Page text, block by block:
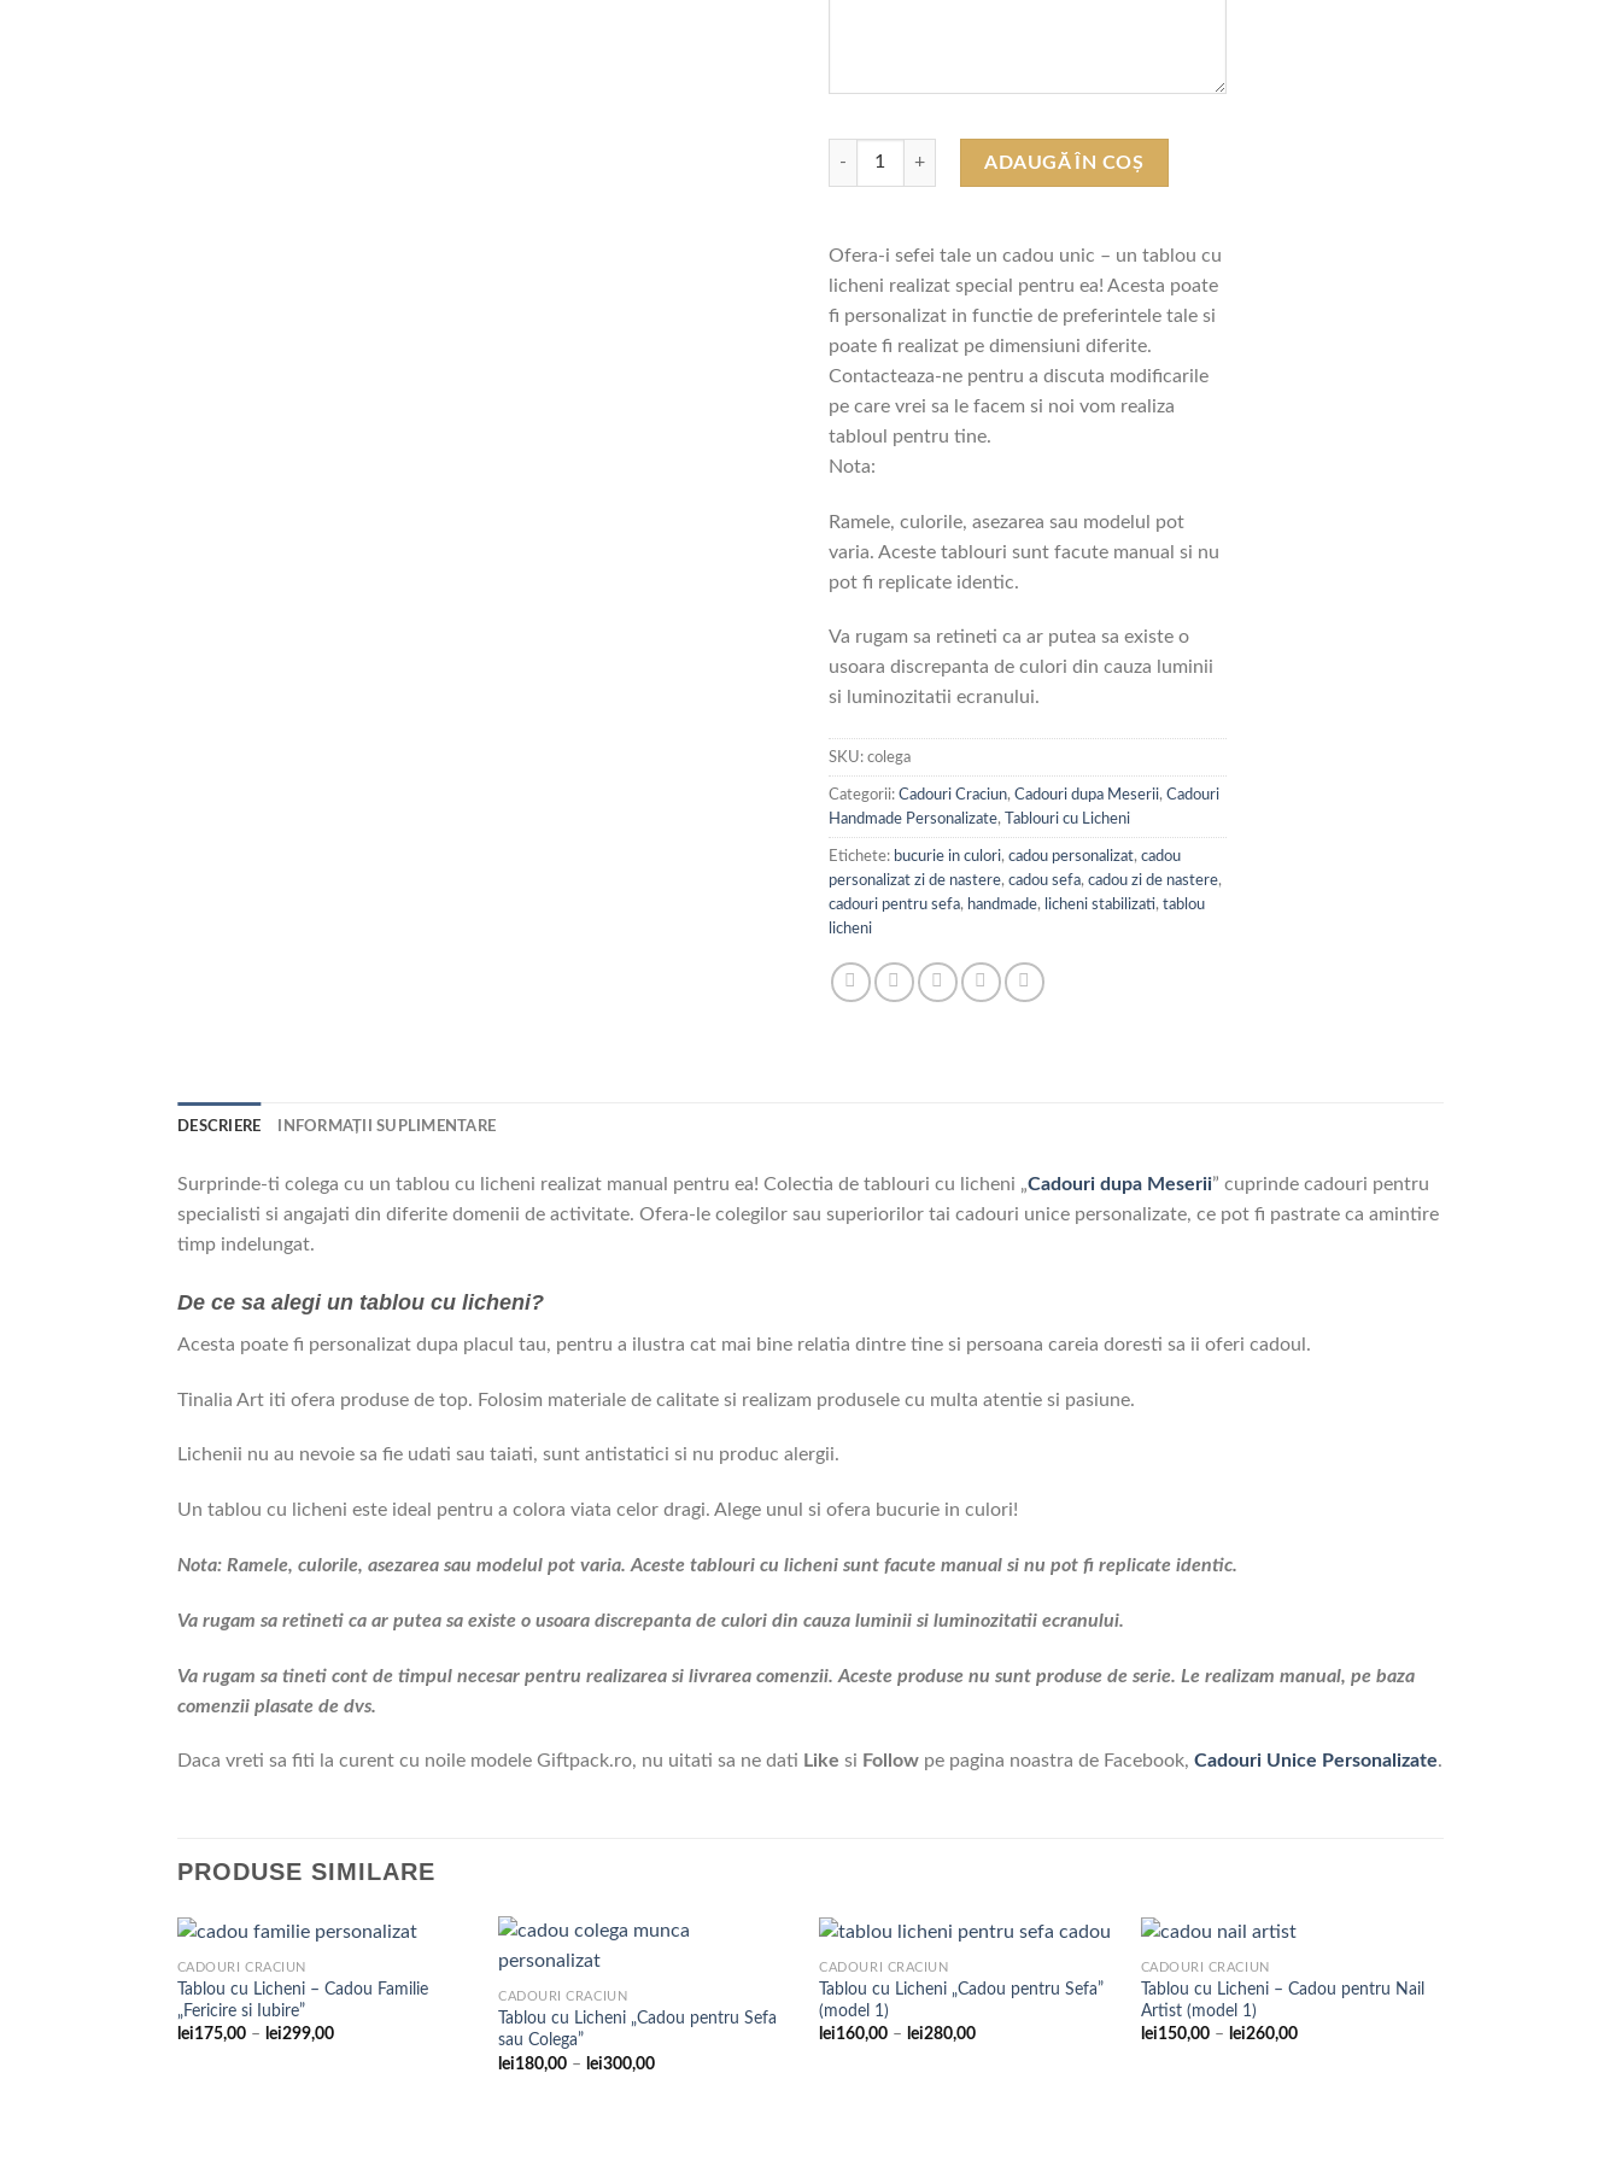
Cantitate Tablou cu Licheni "O Colega Minunata"
ADAUGĂ ÎN COȘ
Ofera-i sefei tale un cadou unic – un tablou cu
licheni realizat special pentru ea! Acesta poate
fi personalizat in functie de preferintele tale si
poate fi realizat pe dimensiuni diferite.
Contacteaza-ne pentru a discuta modificarile
pe care vrei sa le facem si noi vom realiza
tabloul pentru tine.
Nota:
Ramele, culorile, asezarea sau modelul pot
varia. Aceste tablouri sunt facute manual si nu
pot fi replicate identic.
Va rugam sa retineti ca ar putea sa existe o
usoara discrepanta de culori din cauza luminii
si luminozitatii ecranului.
SKU: colega
Categorii: Cadouri Craciun, Cadouri dupa Meserii, Cadouri
Handmade Personalizate, Tablouri cu Licheni
Etichete: bucurie in culori, cadou personalizat, cadou
personalizat zi de nastere, cadou sefa, cadou zi de nastere,
cadouri pentru sefa, handmade, licheni stabilizati, tablou
licheni
DESCRIERE INFORMAȚII SUPLIMENTARE
Surprinde-ti colega cu un tablou cu licheni realizat manual pentru ea! Colectia de tablouri cu licheni „Cadouri dupa Meserii” cuprinde cadouri pentru
specialisti si angajati din diferite domenii de activitate. Ofera-le colegilor sau superiorilor tai cadouri unice personalizate, ce pot fi pastrate ca amintire
timp indelungat.
De ce sa alegi un tablou cu licheni?
Acesta poate fi personalizat dupa placul tau, pentru a ilustra cat mai bine relatia dintre tine si persoana careia doresti sa ii oferi cadoul.
Tinalia Art iti ofera produse de top. Folosim materiale de calitate si realizam produsele cu multa atentie si pasiune.
Lichenii nu au nevoie sa fie udati sau taiati, sunt antistatici si nu produc alergii.
Un tablou cu licheni este ideal pentru a colora viata celor dragi. Alege unul si ofera bucurie in culori!
Nota: Ramele, culorile, asezarea sau modelul pot varia. Aceste tablouri cu licheni sunt facute manual si nu pot fi replicate identic.
Va rugam sa retineti ca ar putea sa existe o usoara discrepanta de culori din cauza luminii si luminozitatii ecranului.
Va rugam sa tineti cont de timpul necesar pentru realizarea si livrarea comenzii. Aceste produse nu sunt produse de serie. Le realizam manual, pe baza
comenzii plasate de dvs.
Daca vreti sa fiti la curent cu noile modele Giftpack.ro, nu uitati sa ne dati Like si Follow pe pagina noastra de Facebook, Cadouri Unice Personalizate.
PRODUSE SIMILARE
CADOURI CRACIUN
Tablou cu Licheni – Cadou Familie
„Fericire si Iubire”
lei175,00 – lei299,00Interval
Adaugare
CADOURI CRACIUN
Tablou cu Licheni „Cadou pentru Sefa
sau Colega”
lei180,00 – lei300,00Interval
CADOURI CRACIUN
Tablou cu Licheni „Cadou pentru Sefa”
(model 1)
lei160,00 – lei280,00Interval
CADOURI CRACIUN
Tablou cu Licheni – Cadou pentru Nail
Artist (model 1)
lei150,00 – lei260,00Interval